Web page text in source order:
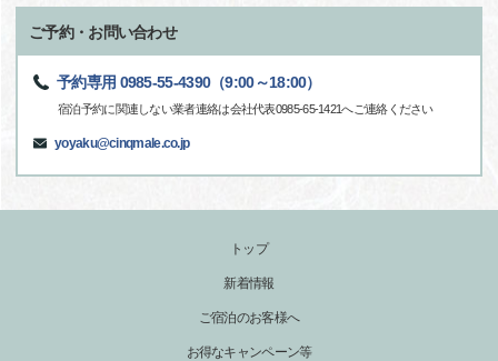
ご予約・お問い合わせ
予約専用 0985-55-4390（9:00～18:00）
宿泊予約に関連しない業者連絡は会社代表0985-65-1421へご連絡ください
yoyaku@cinqmale.co.jp
トップ
新着情報
ご宿泊のお客様へ
お得なキャンペーン等